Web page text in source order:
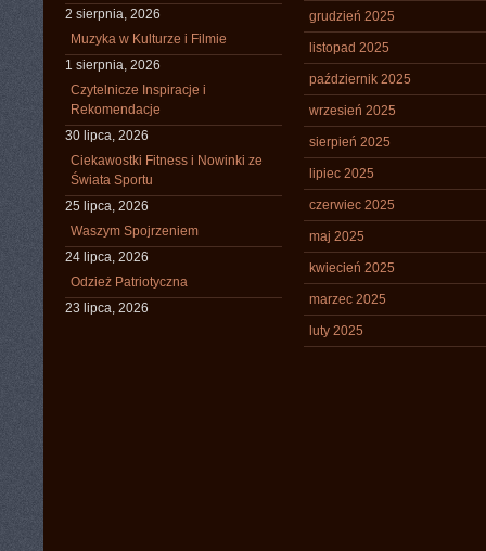
2 sierpnia, 2026
Muzyka w Kulturze i Filmie
1 sierpnia, 2026
Czytelnicze Inspiracje i
Rekomendacje
30 lipca, 2026
Ciekawostki Fitness i Nowinki ze
Świata Sportu
25 lipca, 2026
Waszym Spojrzeniem
24 lipca, 2026
Odzież Patriotyczna
23 lipca, 2026
grudzień 2025
listopad 2025
październik 2025
wrzesień 2025
sierpień 2025
lipiec 2025
czerwiec 2025
maj 2025
kwiecień 2025
marzec 2025
luty 2025